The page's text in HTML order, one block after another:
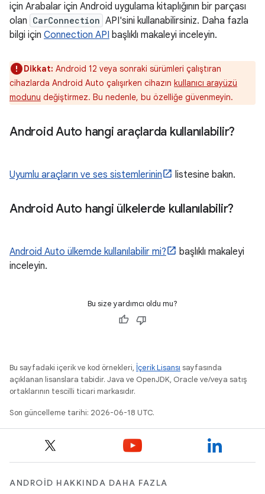
için Arabalar için Android uygulama kitaplığının bir parçası
olan CarConnection API'sini kullanabilirsiniz. Daha fazla
bilgi için Connection API başlıklı makaleyi inceleyin.
Dikkat: Android 12 veya sonraki sürümleri çalıştıran
cihazlarda Android Auto çalışırken cihazın kullanıcı arayüzü
modunu değiştirmez. Bu nedenle, bu özelliğe güvenmeyin.
Android Auto hangi araçlarda kullanılabilir?
Uyumlu araçların ve ses sistemlerinin listesine bakın.
Android Auto hangi ülkelerde kullanılabilir?
Android Auto ülkemde kullanılabilir mi?
başlıklı makaleyi
inceleyin.
Bu size yardımcı oldu mu?
Bu sayfadaki içerik ve kod örnekleri, İçerik Lisansı sayfasında
açıklanan lisanslara tabidir. Java ve OpenJDK, Oracle ve/veya satış
ortaklarının tescilli ticari markasıdır.
Son güncelleme tarihi: 2026-06-18 UTC.
ANDROID HAKKINDA DAHA FAZLA